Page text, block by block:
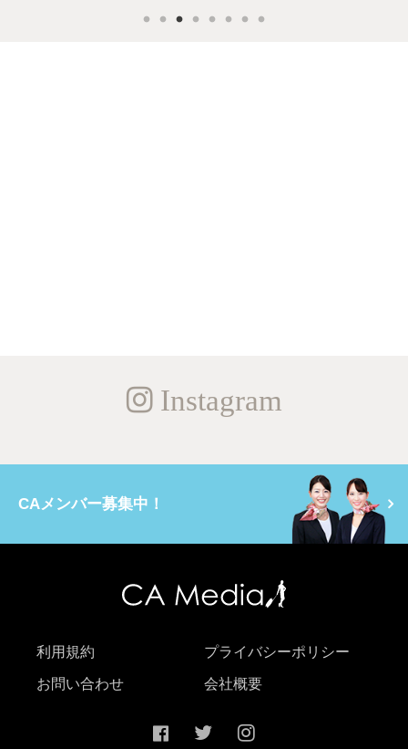
Instagram
CAメンバー募集中！
利用規約 プライバシーポリシー
お問い合わせ 会社概要